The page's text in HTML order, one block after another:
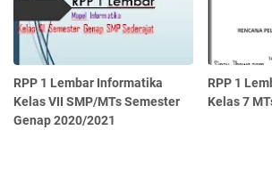
RPP 1 Lembar Informatika
Kelas VII SMP/MTs Semester
Genap 2020/2021
RPP 1
Kelas 7